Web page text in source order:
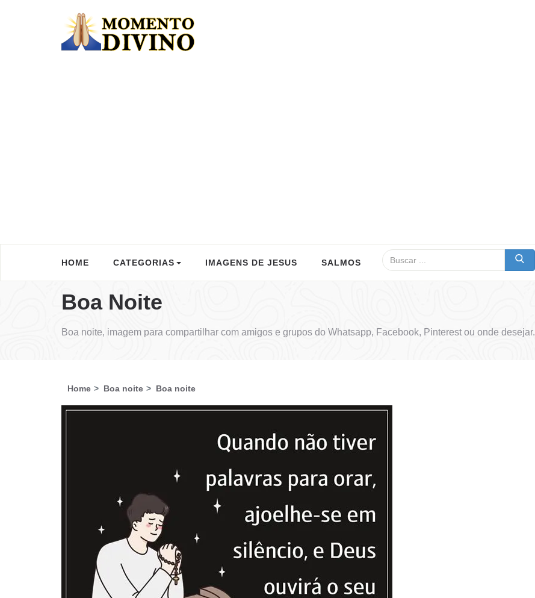
HOME CATEGORIAS IMAGENS DE JESUS SALMOS
Boa Noite
Boa noite, imagem para compartilhar com amigos e grupos do Whatsapp, Facebook, Pinterest ou onde desejar.
Home Boa noite Boa noite